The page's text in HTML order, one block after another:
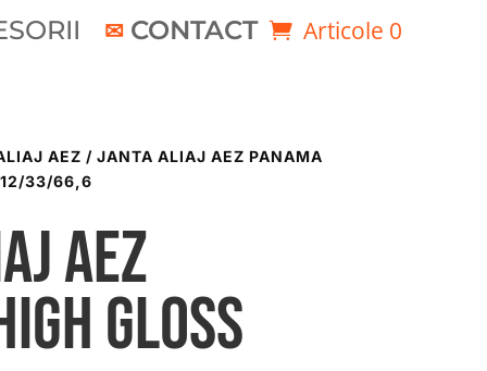
CONTACT Articole 0
AEZ / JANTA ALIAJ AEZ PANAMA
33/66,6
AEZ
gloss